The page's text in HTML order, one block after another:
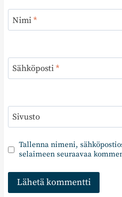
Nimi*
Sähköposti*
Sivusto
Tallenna nimeni,
selaimeen seuraavaa